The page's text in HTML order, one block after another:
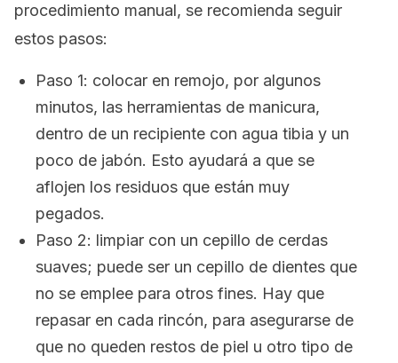
procedimiento manual, se recomienda seguir
estos pasos:
Paso 1: colocar en remojo, por algunos
minutos, las herramientas de manicura,
dentro de un recipiente con agua tibia y un
poco de jabón. Esto ayudará a que se
aflojen los residuos que están muy
pegados.
Paso 2: limpiar con un cepillo de cerdas
suaves; puede ser un cepillo de dientes que
no se emplee para otros fines. Hay que
repasar en cada rincón, para asegurarse de
que no queden restos de piel u otro tipo de